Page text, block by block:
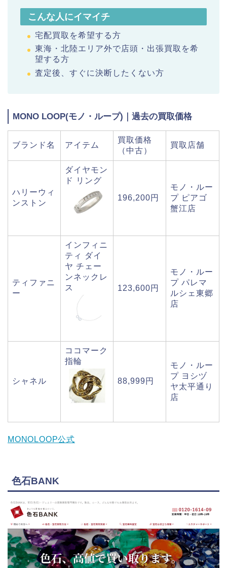
こんな人にイマイチ
宅配買取を希望する方
東海・北陸エリア外で店頭・出張買取を希
望する方
査定後、すぐに決断したくない方
MONO LOOP(モノ・ループ)｜過去の買取価格
ブランド名 アイテム
買取価格
（中古）
買取店舗
ハリーウィ
ンストン
ダイヤモン
ド リング
196,200円
モノ・ルー
プ ピアゴ
蟹江店
ティファニ
ー
インフィニ
ティ ダイ
ヤ チェー
ンネックレ
ス
123,600円
モノ・ルー
プ パレマ
ルシェ東郷
店
シャネル
ココマーク
指輪
88,999円
モノ・ルー
プ ヨシヅ
ヤ太平通り
店
MONOLOOP公式
色石BANK